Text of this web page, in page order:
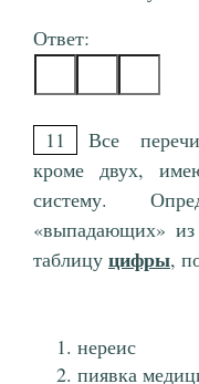
Ответ:
11
Все
кроме двух,
систему.
«выпадающих»
таблицу цифры,
нереис
пиявка